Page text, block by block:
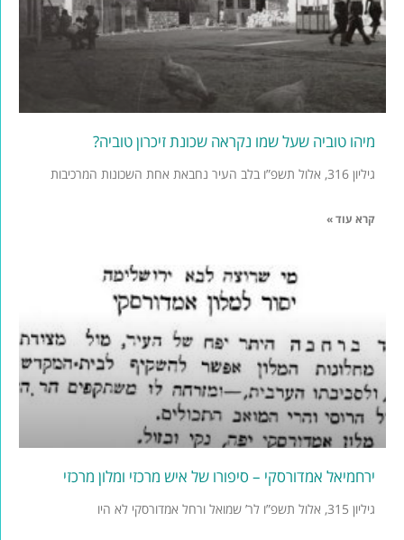
מיהו טוביה שעל שמו נקראה שכונת זיכרון טוביה?
גיליון 316, אלול תשפ”ו בלב העיר נחבאת אחת השכונות המרכיבות
קרא עוד »
ירחמיאל אמדורסקי – סיפורו של איש מרכזי ומלון מרכזי
גיליון 315, אלול תשפ”ו לר’ שמואל ורחל אמדורסקי לא היו